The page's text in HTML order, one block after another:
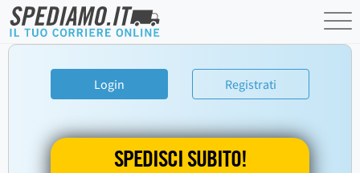
Login Registrati
SPEDISCI SUBITO!